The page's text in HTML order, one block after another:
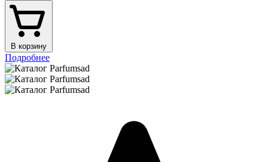
В корзину
Подробнее